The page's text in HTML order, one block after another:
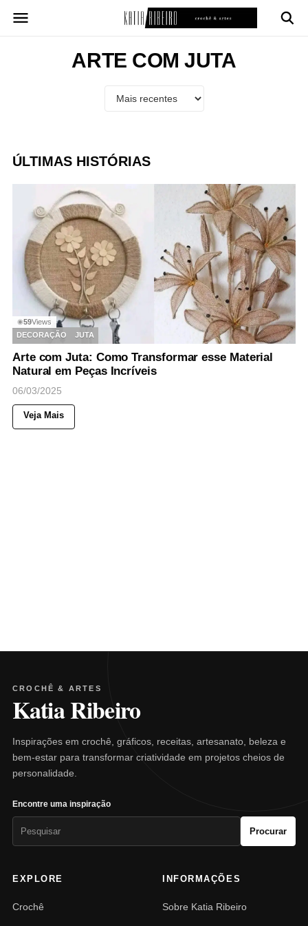
para
ARTE COM JUTA
ÚLTIMAS HISTÓRIAS
◉59Views
DECORAÇÃO
JUTA
Arte com Juta: Como Transformar esse Material
Natural em Peças Incríveis
06/03/2025
Veja Mais
CROCHÊ & ARTES
Katia Ribeiro
Inspirações em crochê, gráficos, receitas, artesanato, beleza e
bem-estar para transformar criatividade em projetos cheios de
personalidade.
Encontre uma inspiração
Procurar
EXPLORE
Crochê
INFORMAÇÕES
Sobre Katia Ribeiro